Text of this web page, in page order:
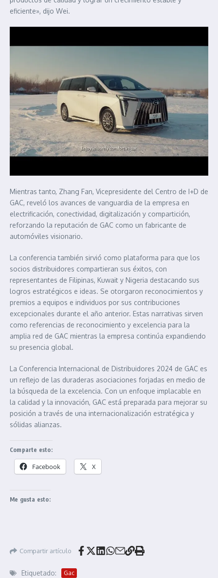
eficiente», dijo Wei.
Mientras tanto, Zhang Fan, Vicepresidente del Centro de I+D de
GAC, reveló los avances de vanguardia de la empresa en
electrificación, conectividad, digitalización y compartición,
reforzando la reputación de GAC como un fabricante de
automóviles visionario.
La conferencia también sirvió como plataforma para que los
socios distribuidores compartieran sus éxitos, con
representantes de Filipinas, Kuwait y Nigeria destacando sus
logros estratégicos e ideas. Se otorgaron reconocimientos y
premios a equipos e individuos por sus contribuciones
excepcionales durante el año anterior. Estas narrativas sirven
como referencias de reconocimiento y excelencia para la
amplia red de GAC mientras la empresa continúa expandiendo
su presencia global.
La Conferencia Internacional de Distribuidores 2024 de GAC es
un reflejo de las duraderas asociaciones forjadas en medio de
la búsqueda de la excelencia. Con un enfoque implacable en
la calidad y la innovación, GAC está preparada para mejorar su
posición a través de una internacionalización estratégica y
sólidas alianzas.
Comparte esto:
Facebook X
Me gusta esto:
Compartir artículo
Etiquetado: Gac